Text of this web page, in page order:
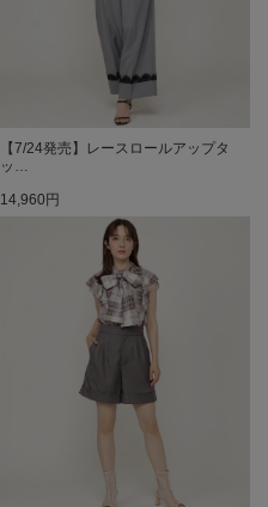
【7/24発売】レースロールアップタ
ッ…
14,960円